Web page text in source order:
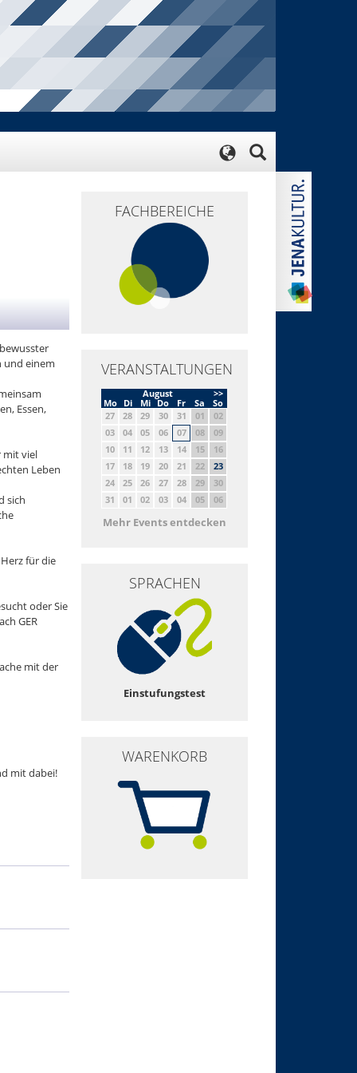
und einem
Essen,
mit viel
Leben
sich
für die
oder Sie
GER
mit der
mit dabei!
FACHBEREICHE
VERANSTALTUNGEN
>>
August
Mo
Di Mi Do Fr Sa
So
27
28 29 30 31 01
02
03
04 05 06 07 08
09
10
11 12 13 14 15
16
17
18 19 20 21 22
23
24
25 26 27 28 29
30
31
01 02 03 04 05 06
Mehr Events entdecken
SPRACHEN
Einstufungstest
WARENKORB